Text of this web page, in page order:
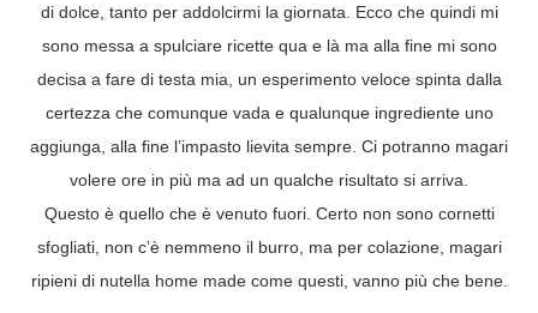
di dolce, tanto per addolcirmi la giornata. Ecco che quindi mi
sono messa a spulciare ricette qua e là ma alla fine mi sono
decisa a fare di testa mia, un esperimento veloce spinta dalla
certezza che comunque vada e qualunque ingrediente uno
aggiunga, alla fine l’impasto lievita sempre. Ci potranno magari
volere ore in più ma ad un qualche risultato si arriva.
Questo è quello che è venuto fuori. Certo non sono cornetti
sfogliati, non c’è nemmeno il burro, ma per colazione, magari
ripieni di nutella home made come questi, vanno più che bene.